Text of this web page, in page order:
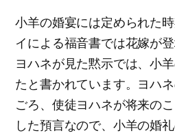
小羊の婚宴には定められた
イによる福音書では花嫁が
ヨハネが見た黙示では、小
たと書かれています。ヨハ
ごろ、使徒ヨハネが将来の
した預言なので、小羊の婚